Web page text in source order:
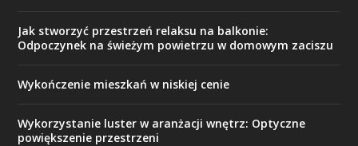
Jak stworzyć przestrzeń relaksu na balkonie:
Odpoczynek na świeżym powietrzu w domowym zaciszu
Wykończenie mieszkań w niskiej cenie
Wykorzystanie luster w aranżacji wnętrz: Optyczne
powiększenie przestrzeni